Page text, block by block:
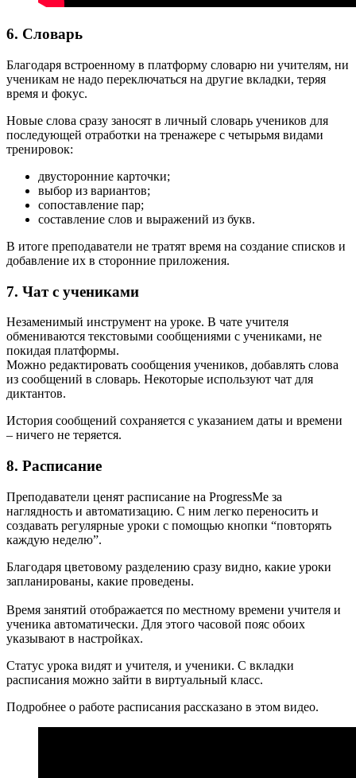
6. Словарь
Благодаря встроенному в платформу словарю ни учителям, ни
ученикам не надо переключаться на другие вкладки, теряя
время и фокус.
Новые слова сразу заносят в личный словарь учеников для
последующей отработки на тренажере с четырьмя видами
тренировок:
двусторонние карточки;
выбор из вариантов;
сопоставление пар;
составление слов и выражений из букв.
В итоге преподаватели не тратят время на создание списков и
добавление их в сторонние приложения.
7. Чат с учениками
Незаменимый инструмент на уроке. В чате учителя
обмениваются текстовыми сообщениями с учениками, не
покидая платформы.
Можно редактировать сообщения учеников, добавлять слова
из сообщений в словарь. Некоторые используют чат для
диктантов.
История сообщений сохраняется с указанием даты и времени
– ничего не теряется.
8. Расписание
Преподаватели ценят расписание на ProgressMe за
наглядность и автоматизацию. С ним легко переносить и
создавать регулярные уроки с помощью кнопки “повторять
каждую неделю”.
Благодаря цветовому разделению сразу видно, какие уроки
запланированы, какие проведены.
Время занятий отображается по местному времени учителя и
ученика автоматически. Для этого часовой пояс обоих
указывают в настройках.
Статус урока видят и учителя, и ученики. С вкладки
расписания можно зайти в виртуальный класс.
Подробнее о работе расписания рассказано в этом видео.